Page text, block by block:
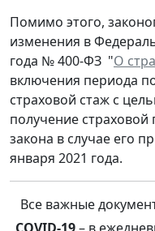
Помимо этого,
изменения в
года № 400-ФЗ "О
включения периода
страховой стаж с
получение страховой
закона в случае его
января 2021 года.
Все важные